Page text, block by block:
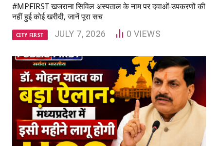
#MPFIRST खजराना सिविल अस्पताल के नाम पर दवाओं-उपकरणों की
नहीं हुई कोई खरीदी, जानें पूरा सच
CITY FIRST JULY 7, 2026 0 VIEWS